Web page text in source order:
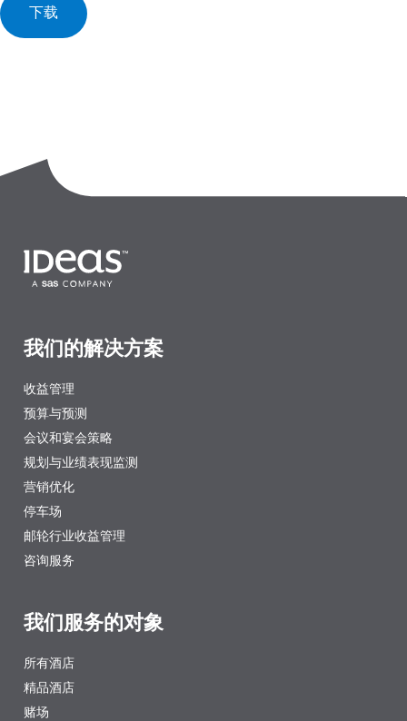
下载
我们的解决方案
收益管理
预算与预测
会议和宴会策略
规划与业绩表现监测
营销优化
停车场
邮轮行业收益管理
咨询服务
我们服务的对象
所有酒店
精品酒店
赌场